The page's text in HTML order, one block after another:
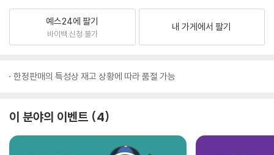
예스24에 팔기
바이백 신청 불가
내 가게에서 팔기
한정판매의 특성상 재고 상황에 따라 품절 가능
이 분야의 이벤트 4